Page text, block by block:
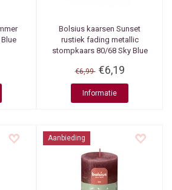
Bolsius kaarsen Sunset
rustiek fading metallic
stompkaars 80/68 Sky Blue
€6,99 €6,19
Informatie
Aanbieding